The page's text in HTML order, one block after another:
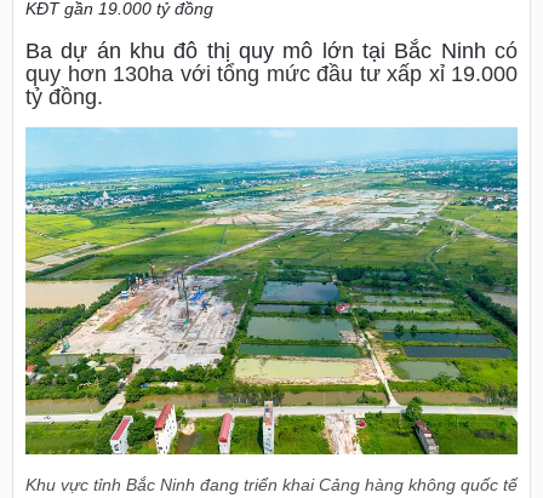
KĐT gần 19.000 tỷ đồng
Ba dự án khu đô thị quy mô lớn tại Bắc Ninh có
quy hơn 130ha với tổng mức đầu tư xấp xỉ 19.000
tỷ đồng.
Khu vực tỉnh Bắc Ninh đang triển khai Cảng hàng không quốc tế